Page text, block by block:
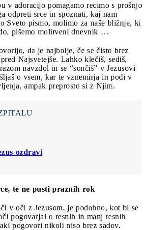
v adoracijo pomagamo recimo s prošnjo
odpreti srce in spoznati, kaj nam
Sveto pismo, molimo za naše bližnje, ki
pišemo molitveni dnevnik …
da je najbolje, če se čisto brez
Najsvetejše. Lahko klečiš, sediš,
navzdol in se “sončiš” v Jezusovi
o vsem, kar te vznemirja in podi v
ampak preprosto si z Njim.
ozdravi
te ne pusti praznih rok
v oči z Jezusom, je podobno, kot bi se
pogovarjal o resnih in manj resnih
pogovori nikoli niso brez sadov.